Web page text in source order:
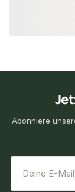
Abonniere